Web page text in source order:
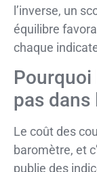
l’inverse, un
équilibre
chaque
Pourquoi
pas dans
Le coût des
baromètre, et
publie des